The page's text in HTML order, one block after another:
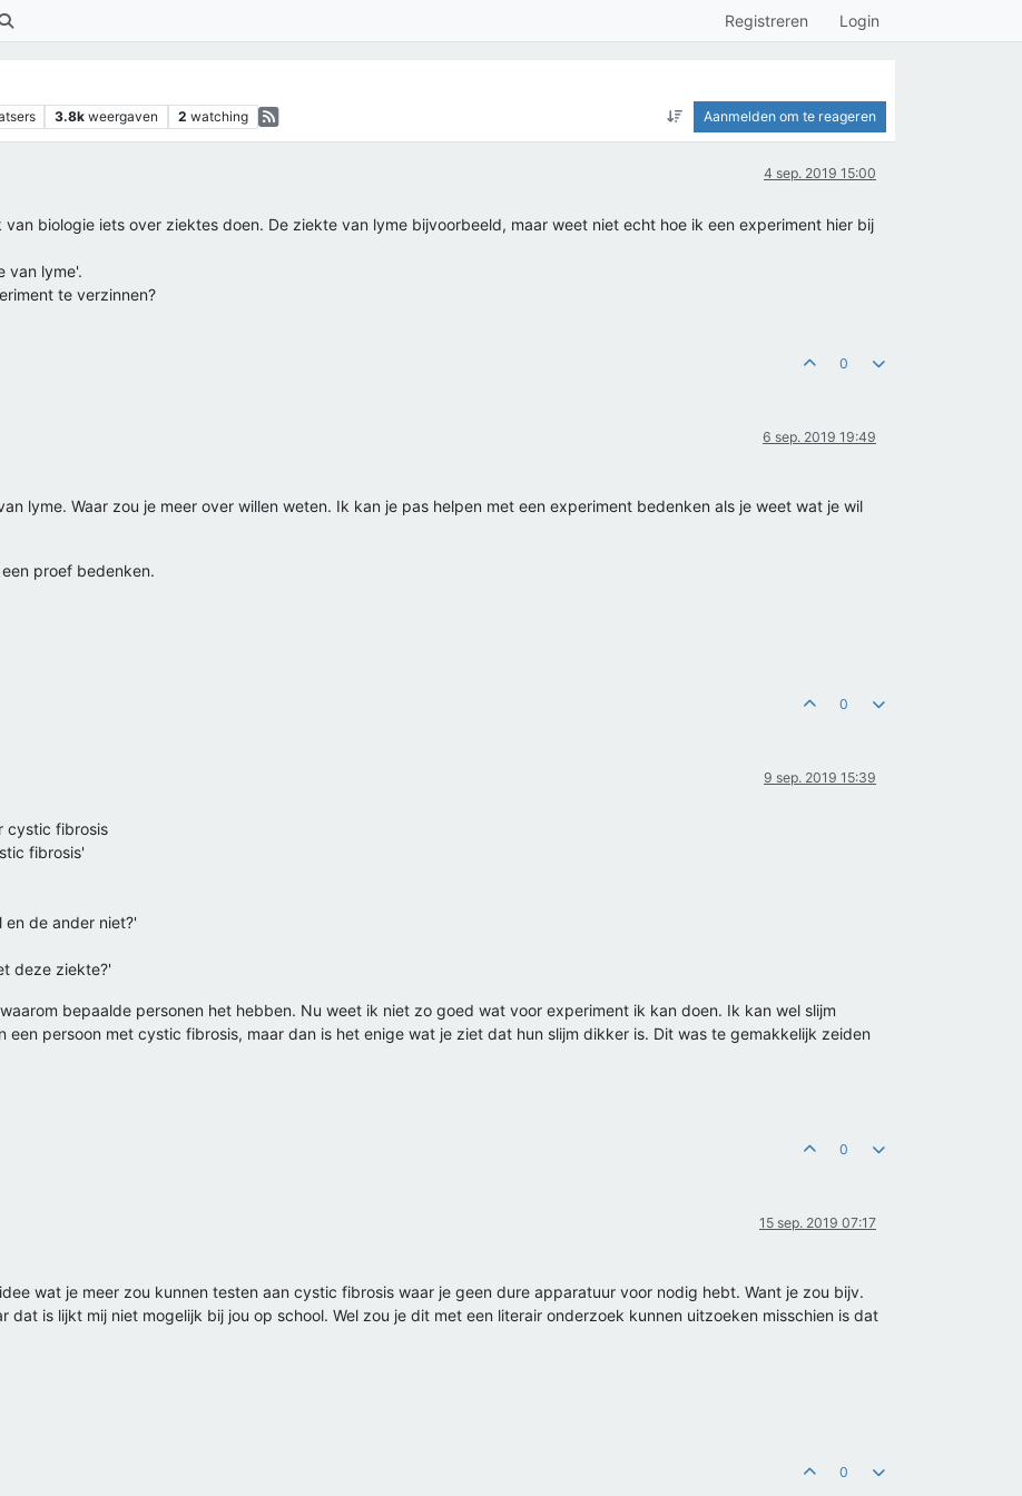
Registreren Login
3.8k weergaven 2 watching Aanmelden om te reageren
4 sep. 2019 15:00
biologie iets over ziektes doen. De ziekte van lyme bijvoorbeeld, maar weet niet echt hoe ik een experiment hier bij
van lyme'.
te verzinnen?
0
6 sep. 2019 19:49
lyme. Waar zou je meer over willen weten. Ik kan je pas helpen met een experiment bedenken als je weet wat je wil
proef bedenken.
0
9 sep. 2019 15:39
cystic fibrosis
fibrosis'
de ander niet?'
deze ziekte?'
bepaalde personen het hebben. Nu weet ik niet zo goed wat voor experiment ik kan doen. Ik kan wel slijm
een persoon met cystic fibrosis, maar dan is het enige wat je ziet dat hun slijm dikker is. Dit was te gemakkelijk zeiden
0
15 sep. 2019 07:17
wat je meer zou kunnen testen aan cystic fibrosis waar je geen dure apparatuur voor nodig hebt. Want je zou bijv.
dat is lijkt mij niet mogelijk bij jou op school. Wel zou je dit met een literair onderzoek kunnen uitzoeken misschien is dat
0